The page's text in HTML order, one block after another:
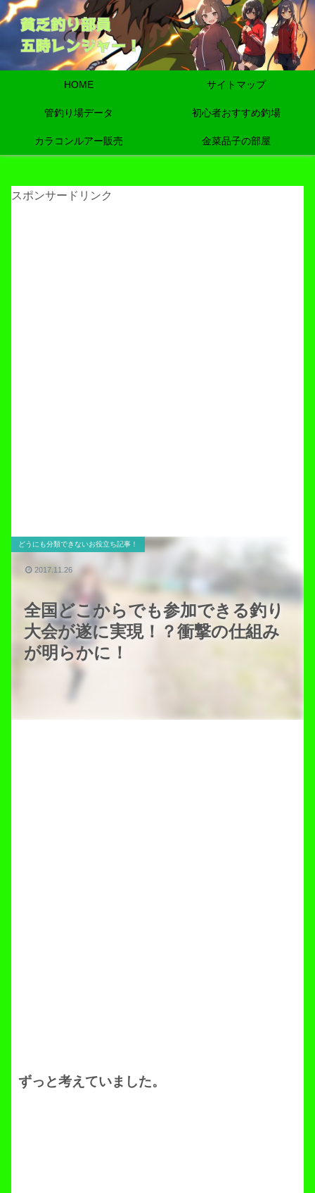
HOME サイトマップ
管釣り場データ 初心者おすすめ釣場
カラコンルアー販売 金菜品子の部屋
スポンサードリンク
全国どこからでも参加できる釣り
大会が遂に実現！？衝撃の仕組み
が明らかに！
どうにも分類できないお役立ち記事！
2017.11.26
ずっと考えていました。